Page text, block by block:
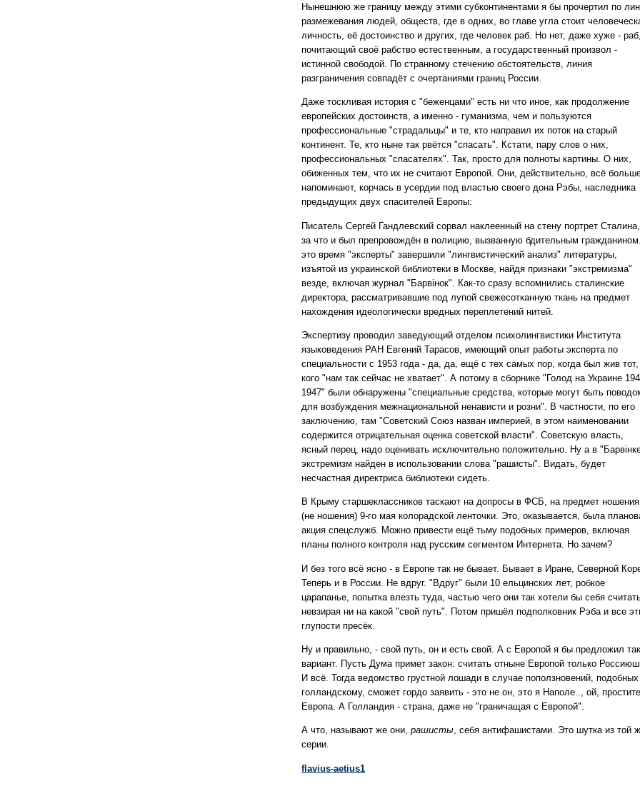
Нынешнюю же границу между этими субконтинентами я бы прочертил по
размежевания людей, обществ, где в одних, во главе угла стоит
личность, её достоинство и других, где человек раб. Но нет, даже хуже - раб,
почитающий своё рабство естественным, а государственный произвол -
истинной свободой. По странному стечению обстоятельств, линия
разграничения совпадёт с очертаниями границ России.
Даже тоскливая история с "беженцами" есть ни что иное, как продолжение
европейских достоинств, а именно - гуманизма, чем и пользуются
профессиональные "страдальцы" и те, кто направил их поток на старый
континент. Те, кто ныне так рвётся "спасать". Кстати, пару слов о них,
профессиональных "спасателях". Так, просто для полноты картины. О них,
обиженных тем, что их не считают Европой. Они, действительно, всё
напоминают, корчась в усердии под властью своего дона Рэбы, наследника
предыдущих двух спасителей Европы:
Писатель Сергей Гандлевский сорвал наклеенный на стену портрет Сталина,
за что и был препровождён в полицию, вызванную бдительным
это время "эксперты" завершили "лингвистический анализ" литературы,
изъятой из украинской библиотеки в Москве, найдя признаки "экстремизма"
везде, включая журнал "Барвiнок". Как-то сразу вспомнились сталинские
директора, рассматривавшие под лупой свежесотканную ткань на предмет
нахождения идеологически вредных переплетений нитей.
Экспертизу проводил заведующий отделом психолингвистики Института
языковедения РАН Евгений Тарасов, имеющий опыт работы эксперта по
специальности с 1953 года - да, да, ещё с тех самых пор, когда был жив тот,
кого "нам так сейчас не хватает". А потому в сборнике "Голод на Украине
1947" были обнаружены "специальные средства, которые могут быть
для возбуждения межнациональной ненависти и розни". В частности, по его
заключению, там "Советский Союз назван империей, в этом наименовании
содержится отрицательная оценка советской власти". Советскую власть,
ясный перец, надо оценивать исключительно положительно. Ну а в
экстремизм найден в использовании слова "рашисты". Видать, будет
несчастная директриса библиотеки сидеть.
В Крыму старшеклассников таскают на допросы в ФСБ, на предмет ношения
(не ношения) 9-го мая колорадской ленточки. Это, оказывается, была
акция спецслужб. Можно привести ещё тьму подобных примеров, включая
планы полного контроля над русским сегментом Интернета. Но зачем?
И без того всё ясно - в Европе так не бывает. Бывает в Иране, Северной
Теперь и в России. Не вдруг. "Вдруг" были 10 ельцинских лет, робкое
царапанье, попытка влезть туда, частью чего они так хотели бы себя
невзирая ни на какой "свой путь". Потом пришёл подполковник Рэба и все
глупости пресёк.
Ну и правильно, - свой путь, он и есть свой. А с Европой я бы предложил
вариант. Пусть Дума примет закон: считать отныне Европой только
И всё. Тогда ведомство грустной лошади в случае поползновений, подобных
голландскому, сможет гордо заявить - это не он, это я Наполе.., ой, простите,
Европа. А Голландия - страна, даже не "граничащая с Европой".
А что, называют же они, рашисты, себя антифашистами. Это шутка из той
серии.
flavius-aetius1